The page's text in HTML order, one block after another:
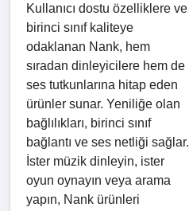
Kullanıcı dostu özelliklere ve
birinci sınıf kaliteye
odaklanan Nank, hem
sıradan dinleyicilere hem de
ses tutkunlarına hitap eden
ürünler sunar. Yeniliğe olan
bağlılıkları, birinci sınıf
bağlantı ve ses netliği sağlar.
İster müzik dinleyin, ister
oyun oynayın veya arama
yapın, Nank ürünleri